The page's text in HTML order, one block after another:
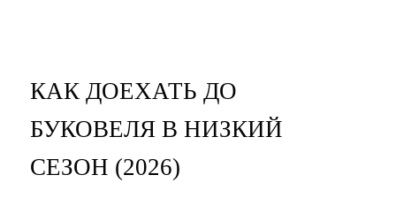
КАК ДОЕХАТЬ ДО
БУКОВЕЛЯ В НИЗКИЙ
СЕЗОН (2026)